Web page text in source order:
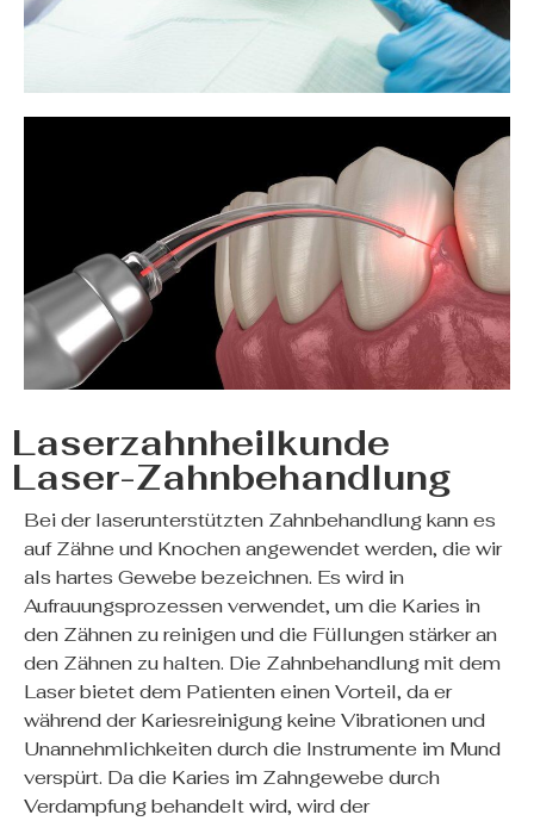
Laserzahnheilkunde
Laser-Zahnbehandlung
Bei der laserunterstützten Zahnbehandlung kann es
auf Zähne und Knochen angewendet werden, die wir
als hartes Gewebe bezeichnen. Es wird in
Aufrauungsprozessen verwendet, um die Karies in
den Zähnen zu reinigen und die Füllungen stärker an
den Zähnen zu halten. Die Zahnbehandlung mit dem
Laser bietet dem Patienten einen Vorteil, da er
während der Kariesreinigung keine Vibrationen und
Unannehmlichkeiten durch die Instrumente im Mund
verspürt. Da die Karies im Zahngewebe durch
Verdampfung behandelt wird, wird der